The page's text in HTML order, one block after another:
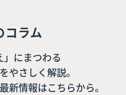
コラム
」にまつわる
やさしく解説。
新情報はこちらから。